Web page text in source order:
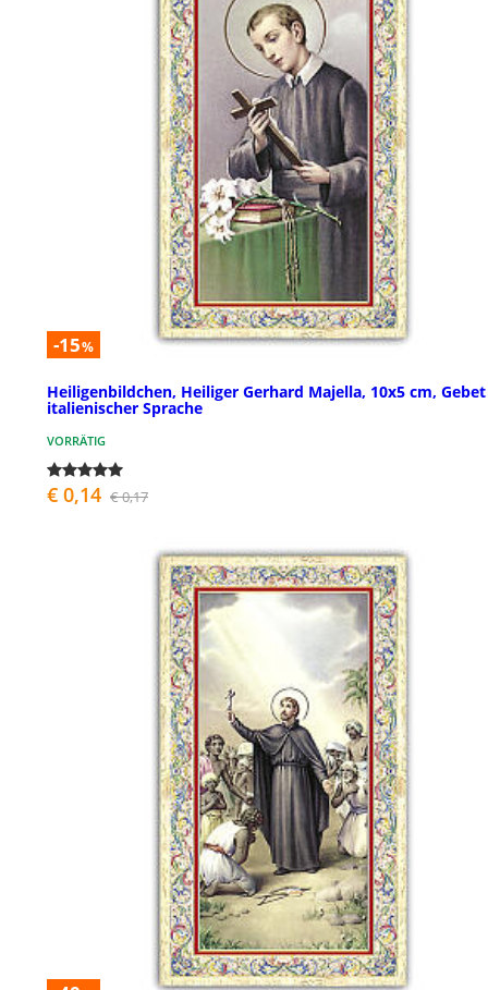
-15%
Heiligenbildchen, Heiliger Gerhard Majella, 10x5 cm,
italienischer Sprache
VORRÄTIG
€ 0,14 € 0,17